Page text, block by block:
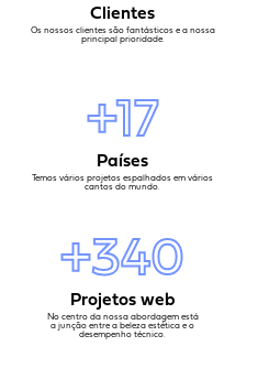
Clientes
Os nossos clientes são fantásticos e a nossa
principal prioridade.
+17
Países
Temos vários projetos espalhados em vários
cantos do mundo.
+340
Projetos web
No centro da nossa abordagem está
a junção entre a beleza estética e o
desempenho técnico.